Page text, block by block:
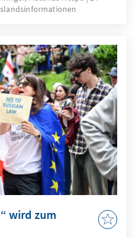
Infrastrukturen
zu können.
wird zum